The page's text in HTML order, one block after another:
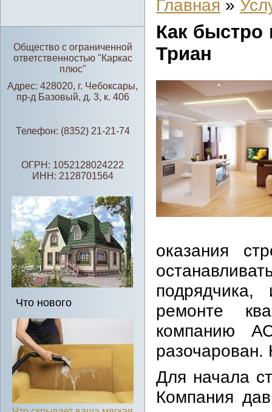
Общество с ограниченной
ответственностью "Каркас
плюс"
Адрес: 428020, г. Чебоксары,
пр-д Базовый, д. 3, к. 406
Телефон: (8352) 21-21-74
ОГРН: 1052128024222
ИНН: 2128701564
Что нового
Главная »
Как быстро
Триан
оказания
ремонте
компанию
разочарован.
Для начала
Компания